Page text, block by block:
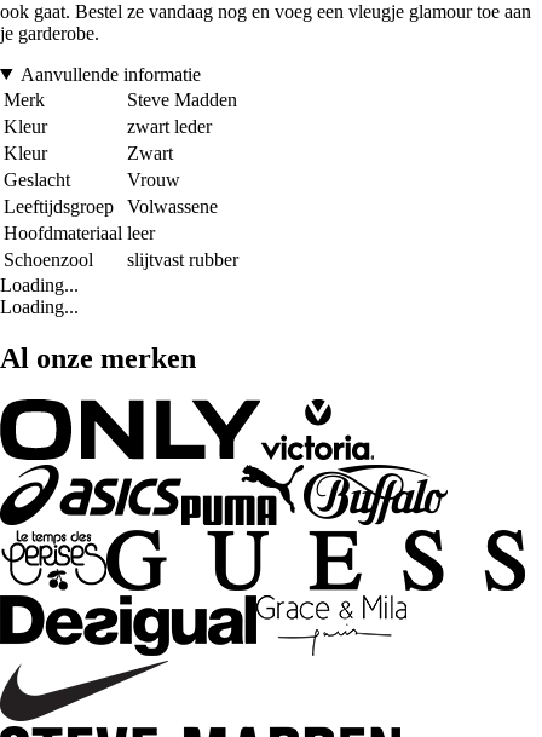
ook gaat. Bestel ze vandaag nog en voeg een vleugje glamour toe aan
je garderobe.
Aanvullende informatie
Merk
Steve Madden
Kleur
zwart leder
Kleur
Zwart
Geslacht
Vrouw
Leeftijdsgroep
Volwassene
Hoofdmateriaal leer
Schoenzool
slijtvast rubber
Loading...
Loading...
Al onze merken